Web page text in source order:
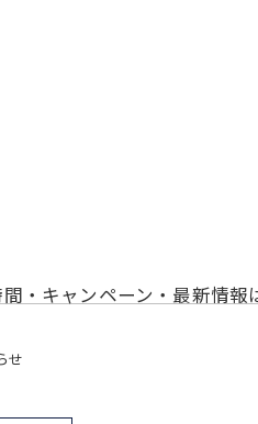
・キャンペーン・最新情報
せ